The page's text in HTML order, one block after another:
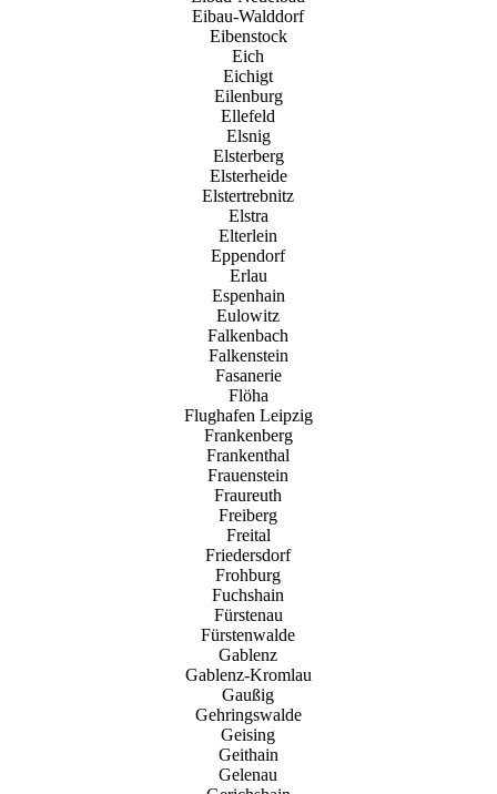
Eibau-Walddorf
Eibenstock
Eich
Eichigt
Eilenburg
Ellefeld
Elsnig
Elsterberg
Elsterheide
Elstertrebnitz
Elstra
Elterlein
Eppendorf
Erlau
Espenhain
Eulowitz
Falkenbach
Falkenstein
Fasanerie
Flöha
Flughafen Leipzig
Frankenberg
Frankenthal
Frauenstein
Fraureuth
Freiberg
Freital
Friedersdorf
Frohburg
Fuchshain
Fürstenau
Fürstenwalde
Gablenz
Gablenz-Kromlau
Gaußig
Gehringswalde
Geising
Geithain
Gelenau